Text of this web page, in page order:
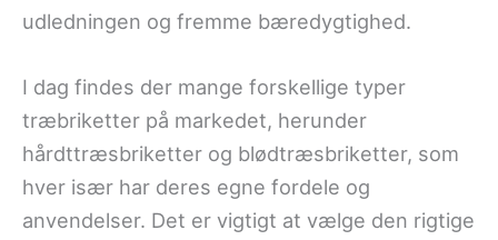
udledningen og fremme bæredygtighed.
I dag findes der mange forskellige typer
træbriketter på markedet, herunder
hårdttræsbriketter og blødtræsbriketter, som
hver især har deres egne fordele og
anvendelser. Det er vigtigt at vælge den rigtige